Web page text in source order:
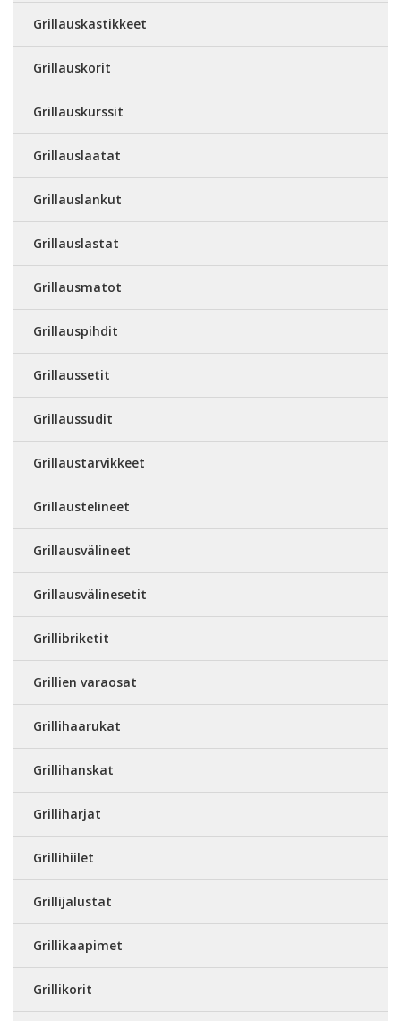
Grillauskastikkeet
Grillauskorit
Grillauskurssit
Grillauslaatat
Grillauslankut
Grillauslastat
Grillausmatot
Grillauspihdit
Grillaussetit
Grillaussudit
Grillaustarvikkeet
Grillaustelineet
Grillausvälineet
Grillausvälinesetit
Grillibriketit
Grillien varaosat
Grillihaarukat
Grillihanskat
Grilliharjat
Grillihiilet
Grillijalustat
Grillikaapimet
Grillikorit